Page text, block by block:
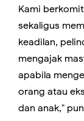
Kami
sekaligus
keadilan,
mengajak
apabila
orang atau
dan anak,"